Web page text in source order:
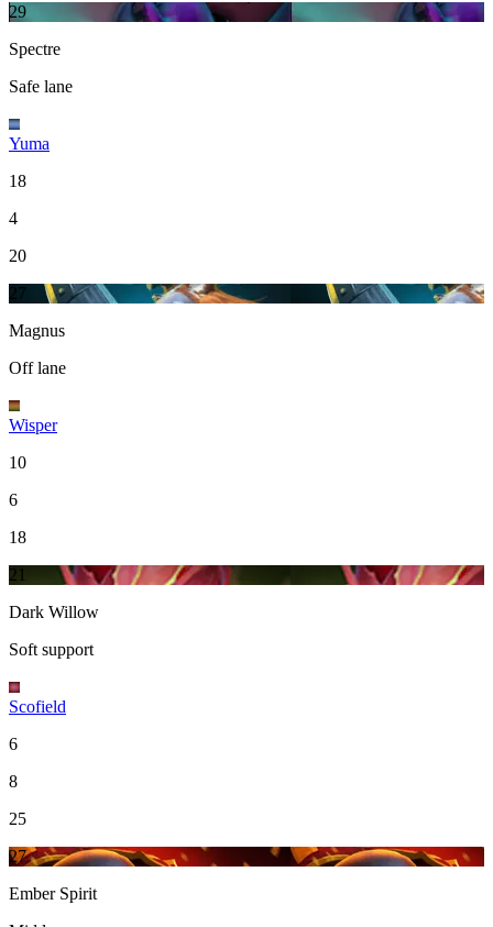
29
Spectre
Safe lane
Yuma
18
4
20
27
Magnus
Off lane
Wisper
10
6
18
21
Dark Willow
Soft support
Scofield
6
8
25
27
Ember Spirit